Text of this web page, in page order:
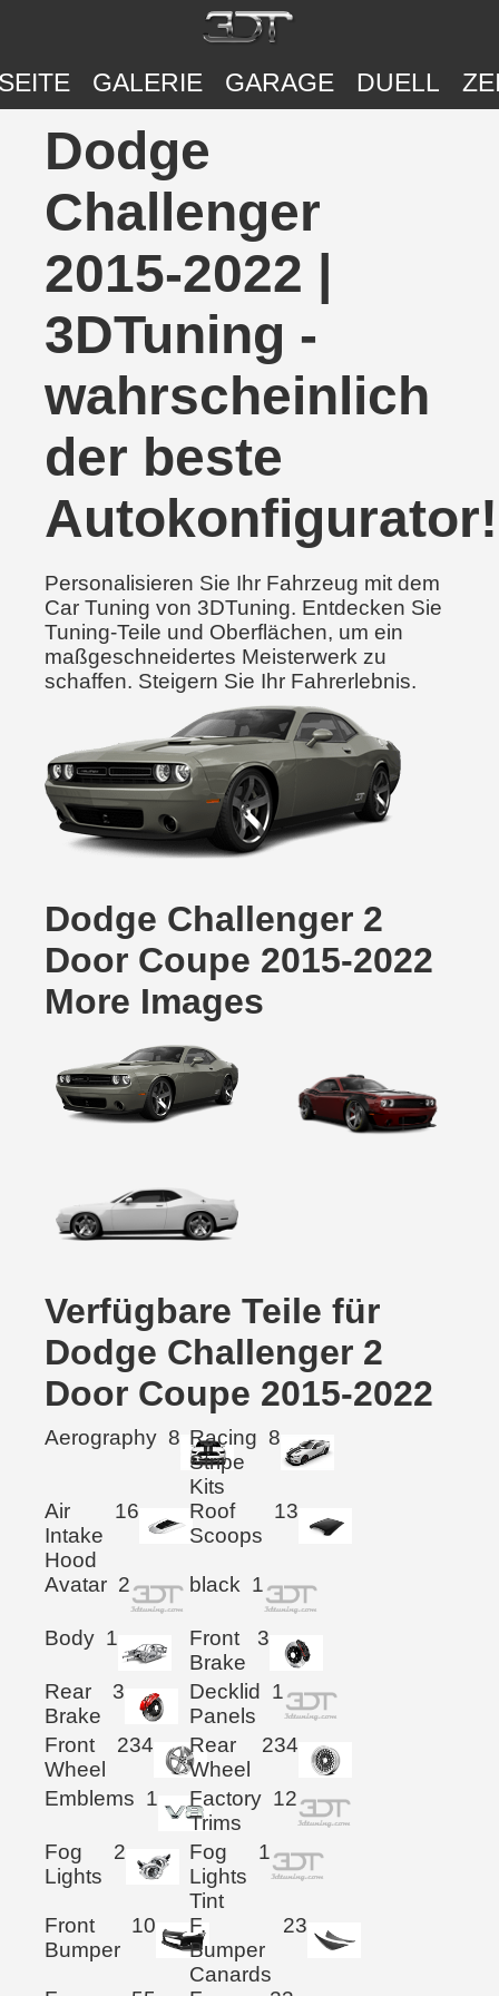
GALERIE GARAGE DUELL
Dodge
Challenger
2015-2022 |
3DTuning -
wahrscheinlich
der beste
Autokonfigurator!
Personalisieren Sie Ihr Fahrzeug mit dem
Car Tuning von 3DTuning. Entdecken Sie
Tuning-Teile und Oberflächen, um ein
maßgeschneidertes Meisterwerk zu
schaffen. Steigern Sie Ihr Fahrerlebnis.
Dodge Challenger 2
Door Coupe 2015-2022
More Images
Verfügbare Teile für
Dodge Challenger 2
Door Coupe 2015-2022
Aerography 8 Racing
Stripe
Kits
8
Air
Intake
Hood
16
Roof
Scoops
13
Avatar 2 black 1
Body 1
Front
Brake
3
Rear
Brake
3
Decklid
Panels
1
Front
Wheel
234
Rear
Wheel
234
Emblems 1
Factory
Trims
12
Fog
Lights
2
Fog
Lights
Tint
1
Front
Bumper
10
F.
Bumper
Canards
23